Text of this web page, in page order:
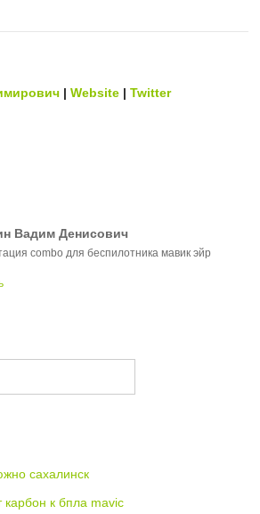
|Website |Twitter
Вадим Денисович
combo для беспилотника мавик эйр
сахалинск
карбон к бпла mavic